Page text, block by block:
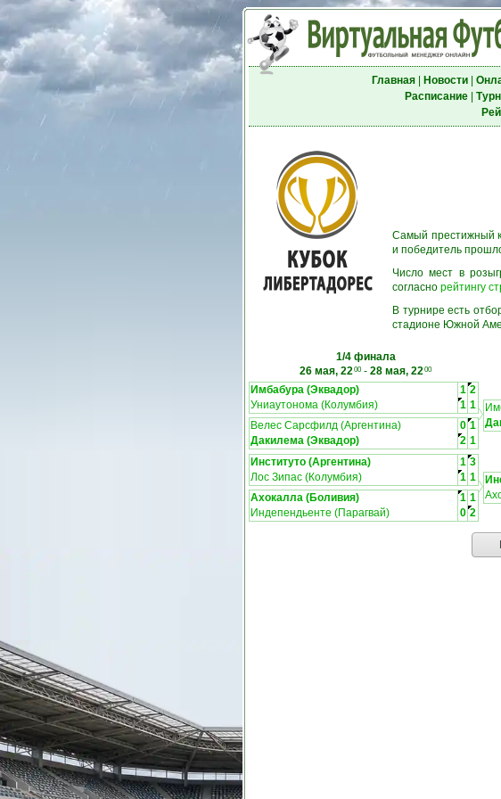
Главная| Новости|
Расписание|
Самый престижный
и победитель
Число мест в
согласно рейтингу
В турнире есть
стадионе Южной
1/4 финала
26 мая, 2200- 28 мая, 2200
Имбабура (Эквадор) 1 2
Униаутонома (Колумбия)
1 1
Велес Сарсфилд (Аргентина)
0 1
Дакилема (Эквадор)
2 1
Институто (Аргентина) 1 3
Лос Зипас (Колумбия)
1 1
Ахокалла (Боливия)
1 1
Индепендьенте (Парагвай)
0 2